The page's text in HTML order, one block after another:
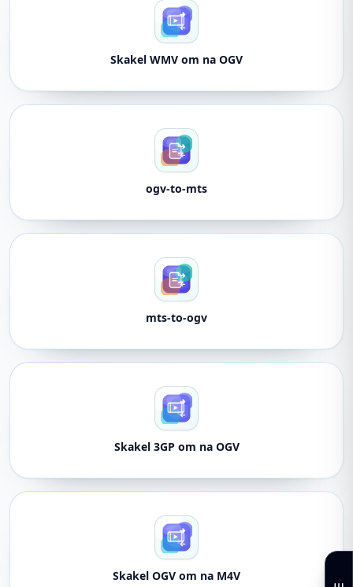
Skakel WMV om na OGV
ogv-to-mts
mts-to-ogv
Skakel 3GP om na OGV
Skakel OGV om na M4V